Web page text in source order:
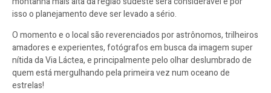
isso o planejamento deve ser levado a sério.
O momento e o local são reverenciados por astrônomos, trilheiros
amadores e experientes, fotógrafos em busca da imagem super
nítida da Via Láctea, e principalmente pelo olhar deslumbrado de
quem está mergulhando pela primeira vez num oceano de
estrelas!